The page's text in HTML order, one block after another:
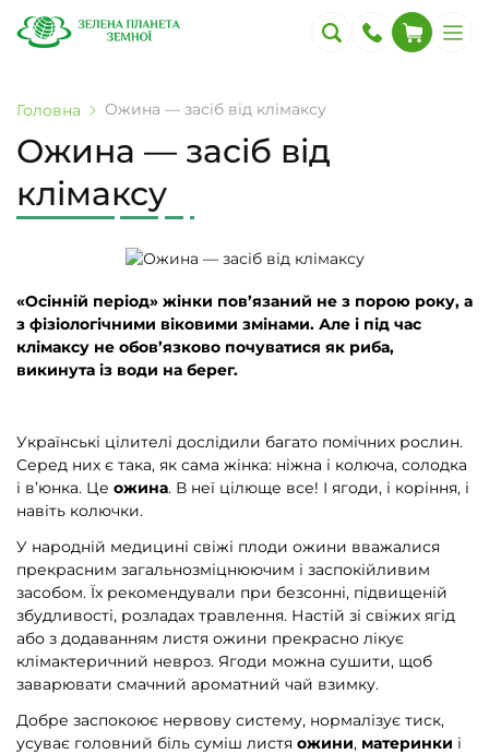
Головна Ожина — засіб від клімаксу
Ожина — засіб від
клімаксу
«Осінній період» жінки пов’язаний не з порою року, а
з фізіологічними віковими змінами. Але і під час
клімаксу не обов’язково почуватися як риба,
викинута із води на берег.
Українські цілителі дослідили багато помічних рослин.
Серед них є така, як сама жінка: ніжна і колюча, солодка
і в’юнка. Це ожина. В неї цілюще все! І ягоди, і коріння, і
навіть колючки.
У народній медицині свіжі плоди ожини вважалися
прекрасним загальнозміцнюючим і заспокійливим
засобом. Їх рекомендували при безсонні, підвищеній
збудливості, розладах травлення. Настій зі свіжих ягід
або з додаванням листя ожини прекрасно лікує
клімактеричний невроз. Ягоди можна сушити, щоб
заварювати смачний ароматний чай взимку.
Добре заспокоює нервову систему, нормалізує тиск,
усуває головний біль суміш листя ожини, материнки і